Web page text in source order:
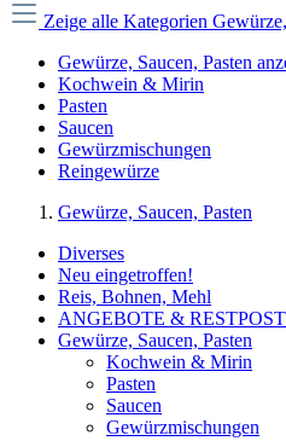
Zeige alle Kategorien
Gewürze, Saucen, Pasten
Kochwein & Mirin
Pasten
Saucen
Gewürzmischungen
Reingewürze
Gewürze, Saucen, Pasten
Diverses
Neu eingetroffen!
Reis, Bohnen, Mehl
ANGEBOTE &
Gewürze, Saucen, Pasten
Kochwein & Mirin
Pasten
Saucen
Gewürzmischungen